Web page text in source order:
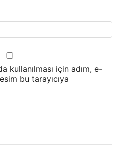
kullanılması için adım, e-
bu tarayıcıya